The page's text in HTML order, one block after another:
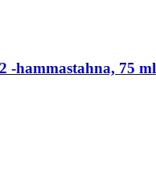
-​hammastahna, 75 ml